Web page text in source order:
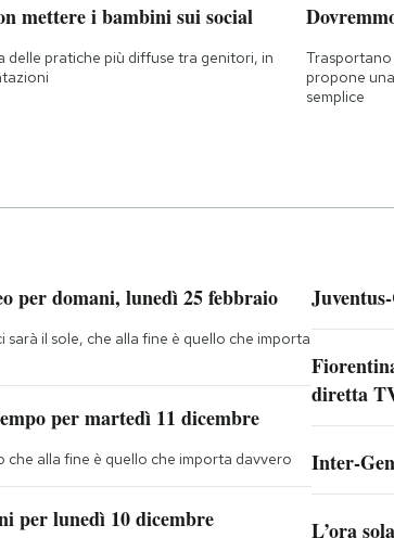
mettere i bambini sui social
delle pratiche più diffuse tra genitori, in
Trasportano
propone
semplice
per domani, lunedì 25 febbraio
sarà il sole, che alla fine è quello che importa
per martedì 11 dicembre
che alla fine è quello che importa davvero
per lunedì 10 dicembre
diretta
Inter-
L’ora